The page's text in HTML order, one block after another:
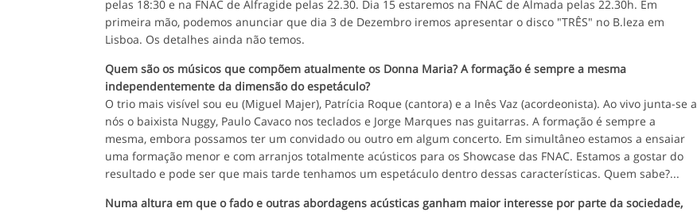
pelas 18:30 e na FNAC de Alfragide pelas 22.30. Dia 15 estaremos na FNAC de Almada pelas 22.30h. Em
primeira mão, podemos anunciar que dia 3 de Dezembro iremos apresentar o disco "TRÊS" no B.leza em
Lisboa. Os detalhes ainda não temos.
Quem são os músicos que compõem atualmente os Donna Maria? A formação é sempre a mesma
independentemente da dimensão do espetáculo?
O trio mais visível sou eu (Miguel Majer), Patrícia Roque (cantora) e a Inês Vaz (acordeonista). Ao vivo junta-se a
nós o baixista Nuggy, Paulo Cavaco nos teclados e Jorge Marques nas guitarras. A formação é sempre a
mesma, embora possamos ter um convidado ou outro em algum concerto. Em simultâneo estamos a ensaiar
uma formação menor e com arranjos totalmente acústicos para os Showcase das FNAC. Estamos a gostar do
resultado e pode ser que mais tarde tenhamos um espetáculo dentro dessas características. Quem sabe?...
Numa altura em que o fado e outras abordagens acústicas ganham maior interesse por parte da sociedade,